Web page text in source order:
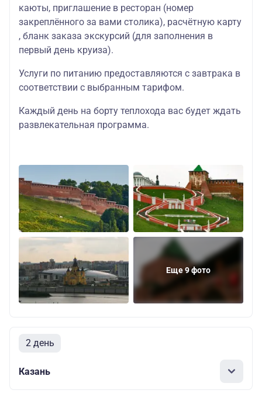
каюты, приглашение в ресторан (номер
закреплённого за вами столика), расчётную карту
, бланк заказа экскурсий (для заполнения в
первый день круиза).
Услуги по питанию предоставляются с завтрака в
соответствии с выбранным тарифом.
Каждый день на борту теплохода вас будет ждать
развлекательная программа.
Еще 9 фото
2 день
Казань